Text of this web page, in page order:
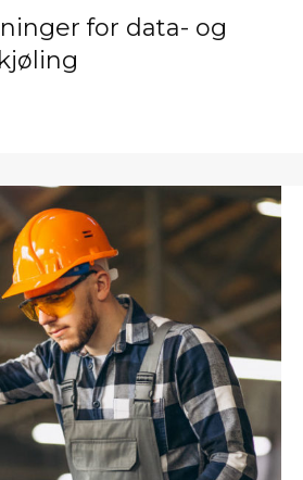
for data- og